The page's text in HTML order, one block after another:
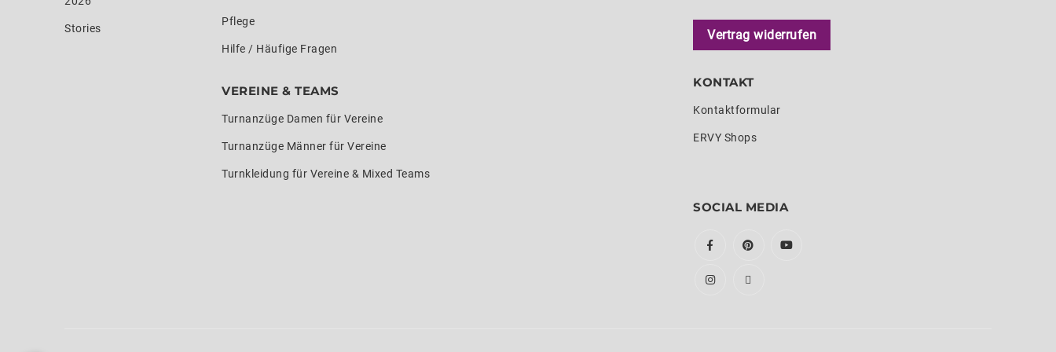
Stories
Pflege
Hilfe / Häufige Fragen
VEREINE & TEAMS
Turnanzüge Damen für Vereine
Turnanzüge Männer für Vereine
Turnkleidung für Vereine & Mixed Teams
Vertrag widerrufen
KONTAKT
Kontaktformular
ERVY Shops
SOCIAL MEDIA